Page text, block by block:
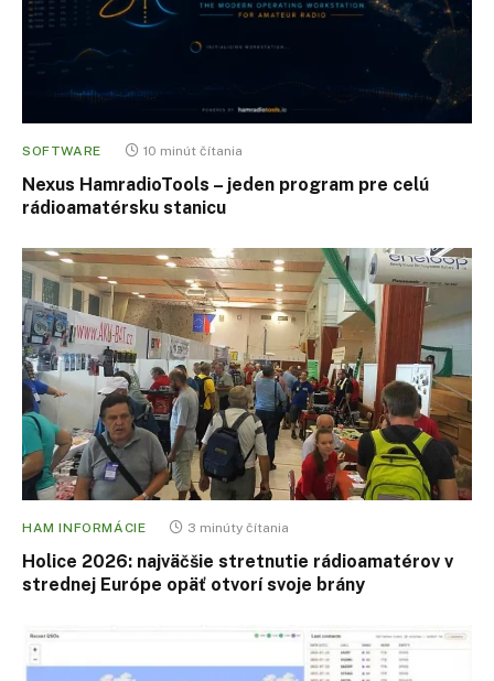
SOFTWARE 10 minút čítania
Nexus HamradioTools – jeden program pre celú
rádioamatérsku stanicu
HAM INFORMÁCIE 3 minúty čítania
Holice 2026: najväčšie stretnutie rádioamatérov v
strednej Európe opäť otvorí svoje brány